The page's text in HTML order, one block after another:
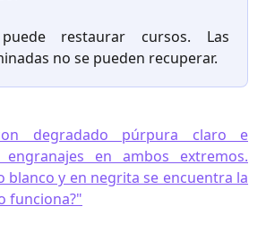
restaurar cursos. Las
no se pueden recuperar.